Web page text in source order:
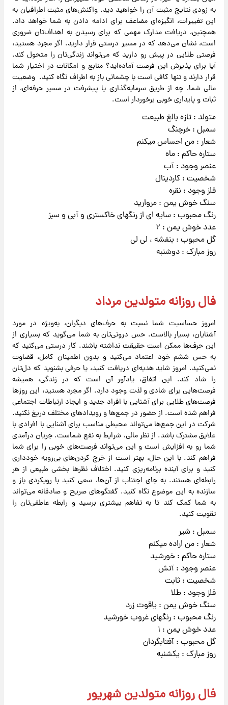
به زودی نتایج مثبت آن را خواهید دید. واکنش‌های مثبت اطرافیان به
این تغییرات، انگیزه‌ای مضاعف برای ادامه دادن به شما خواهد داد.
همچنین، دریافت مدارک مهمی که برای رسیدن به اهداف‌تان ضروری
است، نشان می‌دهد که در مسیر درستی قرار دارید. اگر مجرد هستید،
فرصتی طلایی در پیش رو دارید که می‌تواند زندگی‌تان را متحول کند.
آیا برای پذیرش این فرصت آماده‌اید؟ منابع و امکانات در اختیار شما
قرار دارند و تنها کافی است با چشمانی باز به اطراف نگاه کنید. وضعیت
مالی شما، چه از طریق سرمایه‌گذاری یا پیشرفت در مسیر حرفه‌ای، از
ثبات و پایداری خوبی برخوردار است.
متولد : تازه بالغ طبیعت
سمبل : خرچنگ
شعار : من احساس میکنم
ستاره حاکم : ماه
عنصر وجود : آب
شخصیت : کاردینال
فلز وجود : نقره
سنگ خوش یمن : مروارید
رنگ محبوب : سایه ای از رنگهای خاکستری و آبی و سبز
عدد خوش یمن : ۲
گل محبوب : بنفشه ، لی لی
روز مبارک : دوشنبه
فال روزانه متولدین مرداد
امروز حساسیت شما نسبت به حرف‌های دیگران، به‌ویژه در مورد
آشنایان، بسیار بالاست. حس درونی‌تان به شما می‌گوید که بسیاری از
این حرف‌ها ممکن است حقیقت نداشته باشند. کار درستی می‌کنید که
به حس ششم خود اعتماد می‌کنید و بدون اطمینان کامل، قضاوت
نمی‌کنید. امروز شاید هدیه‌ای دریافت کنید، یا حرفی بشنوید که دل‌تان
را شاد کند. این اتفاق، یادآور آن است که در زندگی، همیشه
فرصت‌هایی برای شادی و لذت وجود دارد. اگر مجرد هستید، این روزها
فرصت‌های طلایی برای آشنایی با افراد جدید و ایجاد ارتباطات اجتماعی
فراهم شده است. از حضور در جمع‌ها و رویدادهای مختلف دریغ نکنید.
شرکت در این جمع‌ها می‌تواند محیطی مناسب برای آشنایی با افرادی با
علایق مشترک باشد. از نظر مالی، شرایط به نفع شماست. جریان درآمدی
شما رو به افزایش است و این می‌تواند فرصت‌های خوبی را برای شما
فراهم کند. با این حال، بهتر است از خرج کردن‌های بی‌رویه خودداری
کنید و برای آینده برنامه‌ریزی کنید. اختلاف نظرها بخشی طبیعی از هر
رابطه‌ای هستند. به جای اجتناب از آن‌ها، سعی کنید با رویکردی باز و
سازنده به این موضوع نگاه کنید. گفتگوهای صریح و صادقانه می‌تواند
به شما کمک کند تا به تفاهم بیشتری برسید و رابطه عاطفی‌تان را
تقویت کنید.
سمبل : شیر
شعار : من اراده میکنم
ستاره حاکم : خورشید
عنصر وجود : آتش
شخصیت : ثابت
فلز وجود : طلا
سنگ خوش یمن : یاقوت زرد
رنگ محبوب : رنگهای غروب خورشید
عدد خوش یمن : ۱
گل محبوب : آفتابگردان
روز مبارک : یکشنبه
فال روزانه متولدین شهریور